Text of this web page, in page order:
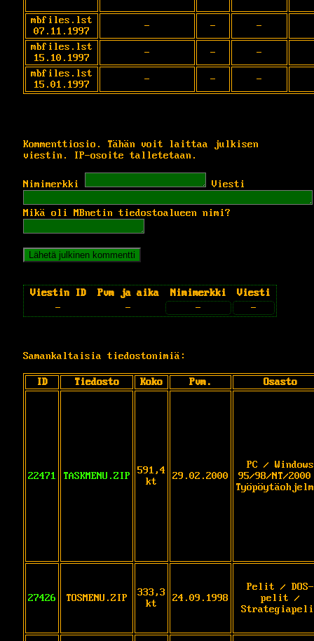
mbfiles.lst
07.11.1997
- -
-
mbfiles.lst
15.10.1997
- -
-
mbfiles.lst
15.01.1997
- - -
Kommenttiosio. Tähän voit laittaa julkisen
viestin. IP-osoite talletetaan.
Nimimerkki Viesti
Mikä oli MBnetin tiedostoalueen nimi?
Viestin ID Pvm ja aika Nimimerkki
Viesti
-
- - -
Samankaltaisia tiedostonimiä:
ID Tiedosto Koko Pvm. Osasto
22471 TASKMENU.ZIP
591,4
kt
29.02.2000
PC / Windows
95/98/NT/
27426 TOSMENU.ZIP
333,3
kt
24.09.1998
Pelit / DOS-
pelit /